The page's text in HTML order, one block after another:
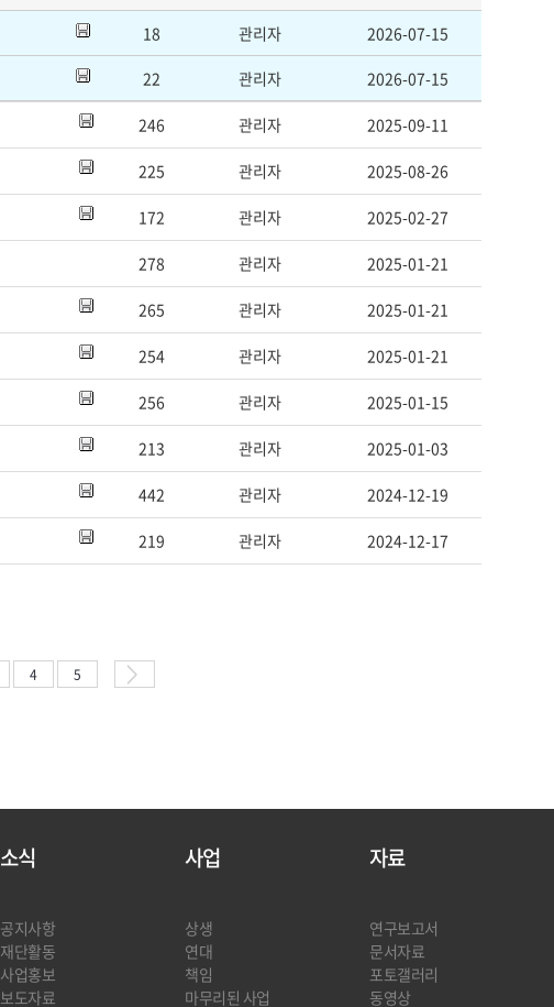
18 관리자 2026-07-15
22 관리자 2026-07-15
246 관리자 2025-09-11
225 관리자 2025-08-26
172 관리자 2025-02-27
278 관리자 2025-01-21
265 관리자 2025-01-21
254 관리자 2025-01-21
256 관리자 2025-01-15
213 관리자 2025-01-03
442 관리자 2024-12-19
219 관리자 2024-12-17
4 5
소식
공지사항
재단활동
사업홍보
보도자료
사업
상생
연대
책임
마무리된 사업
자료
연구보고서
문서자료
포토갤러리
동영상